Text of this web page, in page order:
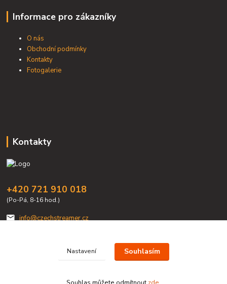
Informace pro zákazníky
O nás
Obchodní podmínky
Kontakty
Fotogalerie
Kontakty
+420 721 910 018
(Po-Pá, 8-16 hod.)
info@czechstreamer.cz
Nastavení Souhlasím